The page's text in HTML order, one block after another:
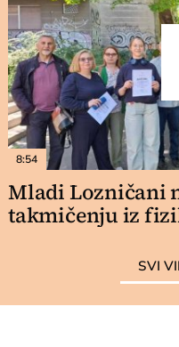
8:54
Mladi Lozničani
takmičenju iz
SVI